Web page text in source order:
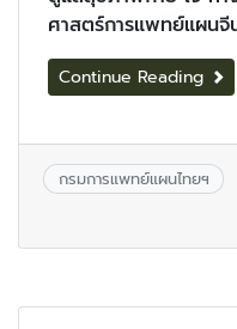
ศาสตร์การแพทย์แผน
Continue Reading
กรมการแพทย์แผนไทยฯ